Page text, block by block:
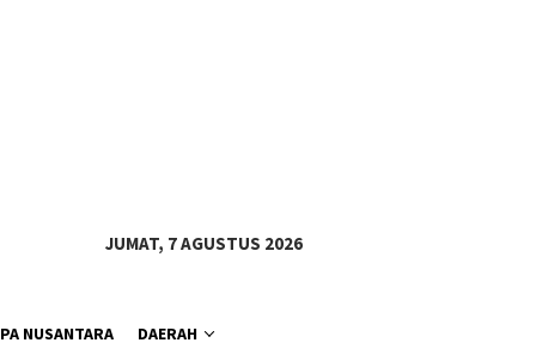
JUMAT, 7 AGUSTUS 2026
NUSANTARA DAERAH